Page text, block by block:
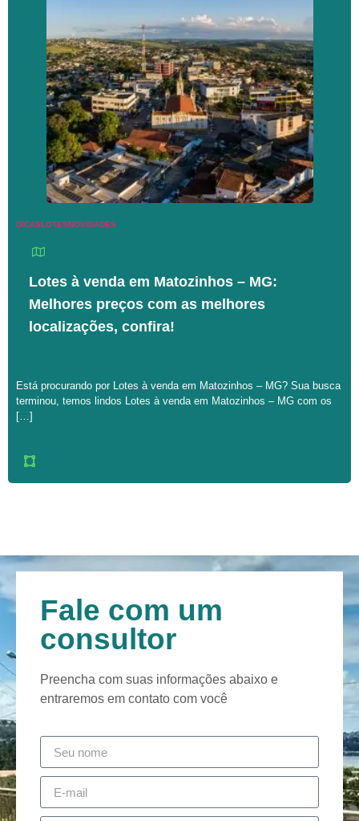
DICASLOTESNOVIDADES
Lotes à venda em Matozinhos – MG:
Melhores preços com as melhores
localizações, confira!
Está procurando por Lotes à venda em Matozinhos – MG? Sua busca
terminou, temos lindos Lotes à venda em Matozinhos – MG com os
[…]
Fale com um
consultor
Preencha com suas informações abaixo e
entraremos em contato com você